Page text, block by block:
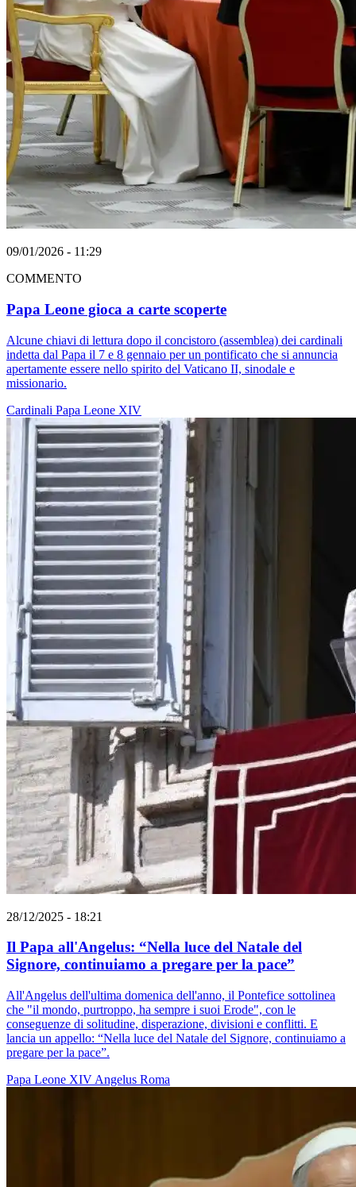
09/01/2026 - 11:29
COMMENTO
Papa Leone gioca a carte scoperte
Alcune chiavi di lettura dopo il concistoro (assemblea) dei cardinali
indetta dal Papa il 7 e 8 gennaio per un pontificato che si annuncia
apertamente essere nello spirito del Vaticano II, sinodale e
missionario.
Cardinali Papa Leone XIV
28/12/2025 - 18:21
Il Papa all'Angelus: “Nella luce del Natale del
Signore, continuiamo a pregare per la pace”
All'Angelus dell'ultima domenica dell'anno, il Pontefice sottolinea
che "il mondo, purtroppo, ha sempre i suoi Erode", con le
conseguenze di solitudine, disperazione, divisioni e conflitti. E
lancia un appello: “Nella luce del Natale del Signore, continuiamo a
pregare per la pace”.
Papa Leone XIV Angelus Roma